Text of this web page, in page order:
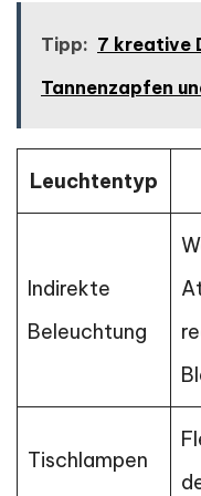
Tipp: 7 kreative
Tannenzapfen
Leuchtentyp
Indirekte
Beleuchtung
Tischlampen